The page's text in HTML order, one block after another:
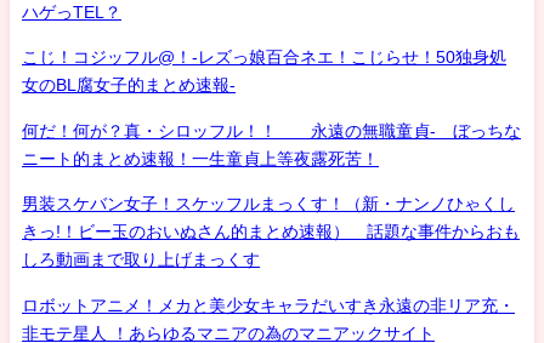
ハゲっTEL？
こじ！コジッフル@！-レズっ娘百合ネエ！こじらせ！50独身処
女のBL腐女子的まとめ速報-
何だ！何が？真・シロッフル！！ 永遠の無職童貞- ぼっちな
ニート的まとめ速報！一生童貞上等夜露死苦！
男装スケバン女子！スケッフルまっくす！（新・ナンノひゃくし
きっ!！ビー玉のおいぬさん的まとめ速報） 話題な事件からおも
しろ動画まで取り上げまっくす
ロボットアニメ！メカと美少女キャラだいすき永遠の非リア充・
非モテ星人 ！あらゆるマニアの為のマニアックサイト